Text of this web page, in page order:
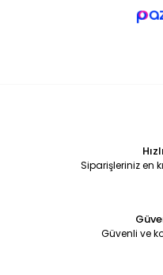
Siparişleriniz en
Güvenli ve